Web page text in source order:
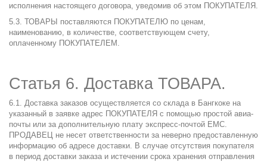
исполнения настоящего договора, уведомив об этом ПОКУПАТЕЛЯ.
5.3. ТОВАРЫ поставляются ПОКУПАТЕЛЮ по ценам,
наименованию, в количестве, соответствующем счету,
оплаченному ПОКУПАТЕЛЕМ.
Статья 6. Доставка ТОВАРА.
6.1. Доставка заказов осуществляется со склада в Бангкоке на
указанный в заявке адрес ПОКУПАТЕЛЯ с помощью простой авиа-
почты или за дополнительную плату экспресс-почтой ЕМС.
ПРОДАВЕЦ не несет ответственности за неверно предоставленную
информацию об адресе доставки. В случае отсутствия покупателя
в период доставки заказа и истечении срока хранения отправления